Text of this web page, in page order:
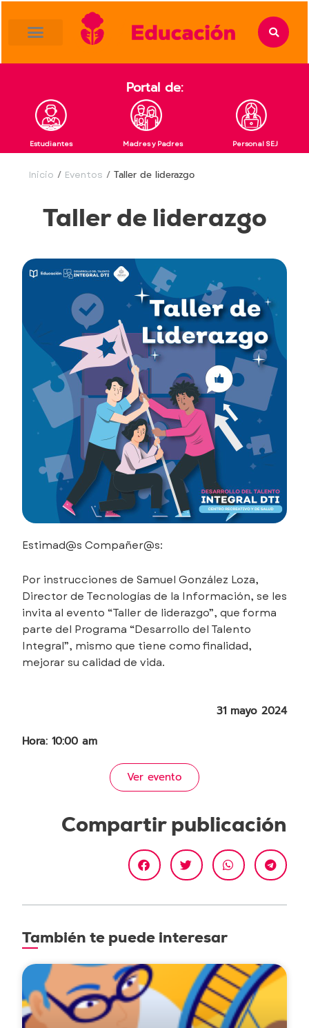
Portal de:
Estudiantes Madres y Padres Personal SEJ
Inicio / Eventos / Taller de liderazgo
Taller de liderazgo
Estimad@s Compañer@s:
Por instrucciones de Samuel González Loza,
Director de Tecnologías de la Información, se les
invita al evento “Taller de liderazgo”, que forma
parte del Programa “Desarrollo del Talento
Integral”, mismo que tiene como finalidad,
mejorar su calidad de vida.
31 mayo 2024
Hora: 10:00 am
Ver evento
Compartir publicación
También te puede interesar